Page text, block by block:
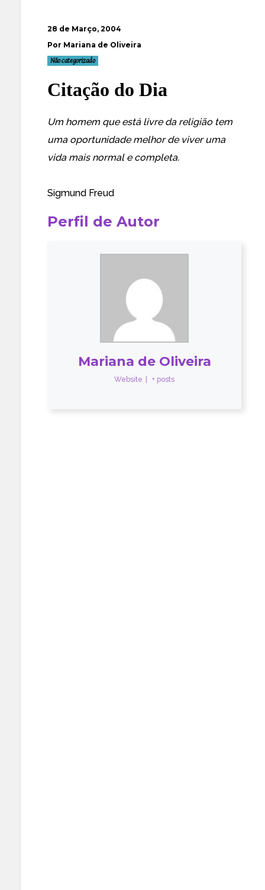
28 de Março, 2004
Por Mariana de Oliveira
Não categorizado
Citação do Dia
Um homem que está livre da religião tem
uma oportunidade melhor de viver uma
vida mais normal e completa.
Sigmund Freud
Perfil de Autor
Mariana de Oliveira
Website + posts